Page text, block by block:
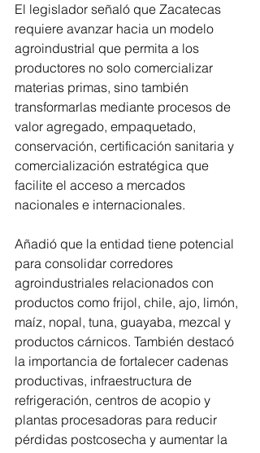
El legislador señaló que Zacatecas
requiere avanzar hacia un modelo
agroindustrial que permita a los
productores no solo comercializar
materias primas, sino también
transformarlas mediante procesos de
valor agregado, empaquetado,
conservación, certificación sanitaria y
comercialización estratégica que
facilite el acceso a mercados
nacionales e internacionales.
Añadió que la entidad tiene potencial
para consolidar corredores
agroindustriales relacionados con
productos como frijol, chile, ajo, limón,
maíz, nopal, tuna, guayaba, mezcal y
productos cárnicos. También destacó
la importancia de fortalecer cadenas
productivas, infraestructura de
refrigeración, centros de acopio y
plantas procesadoras para reducir
pérdidas postcosecha y aumentar la